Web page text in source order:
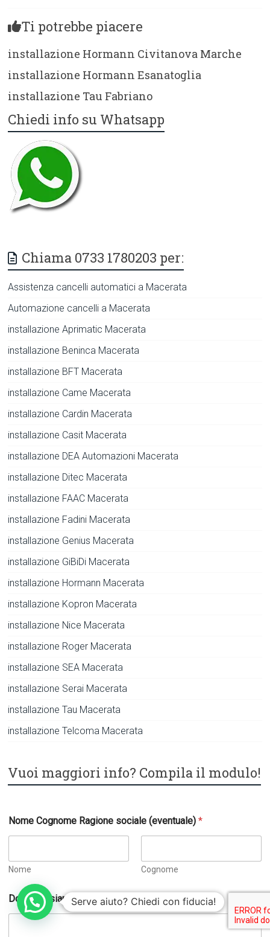
Ti potrebbe piacere
installazione Hormann Civitanova Marche
installazione Hormann Esanatoglia
installazione Tau Fabriano
Chiedi info su Whatsapp
Chiama 0733 1780203 per:
Assistenza cancelli automatici a Macerata
Automazione cancelli a Macerata
installazione Aprimatic Macerata
installazione Beninca Macerata
installazione BFT Macerata
installazione Came Macerata
installazione Cardin Macerata
installazione Casit Macerata
installazione DEA Automazioni Macerata
installazione Ditec Macerata
installazione FAAC Macerata
installazione Fadini Macerata
installazione Genius Macerata
installazione GiBiDi Macerata
installazione Hormann Macerata
installazione Kopron Macerata
installazione Nice Macerata
installazione Roger Macerata
installazione SEA Macerata
installazione Serai Macerata
installazione Tau Macerata
installazione Telcoma Macerata
Vuoi maggiori info? Compila il modulo!
Nome Cognome Ragione sociale (eventuale)*
Nome Cognome
Dove possiamo aiutarti?*
Serve aiuto? Chiedi con fiducia!